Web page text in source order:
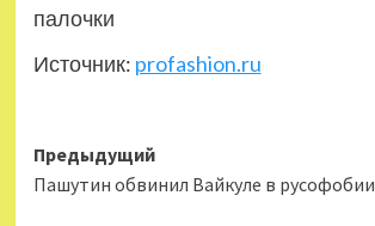
палочки
Источник: profashion.ru
Навигация
записи
Предыдущий
Пашутин обвинил Вайкуле в русофобии